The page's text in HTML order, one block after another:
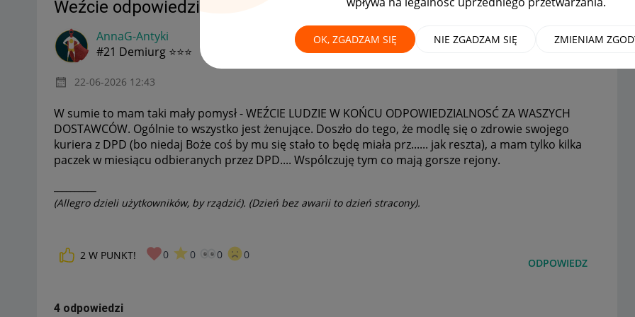
OK, ZGADZAM SIĘ NIE ZGADZAM SIĘ ZMIENIAM
Weźcie odpowiedzialność za Waszych dostawców
AnnaG-Antyki
#21 Demiurg ⭐⭐⭐
‎22-06-2026 12:43
W sumie to mam taki mały pomysł - WEŹCIE LUDZIE W KOŃCU ODPOWIEDZIALNOSĆ ZA WASZYCH
DOSTAWCÓW. Ogólnie to wszystko jest żenujące. Doszło do tego, że modlę się o zdrowie swojego
kuriera z DPD (bo niedaj Boże coś by mu się stało to będę miała prz...... jak reszta), a mam tylko kilka
paczek w miesiącu odbieranych przez DPD.... Wspólczuję tym co mają gorsze rejony.
(Allegro dzieli użytkowników, by rządzić). (Dzień bez awarii to dzień stracony).
2 W PUNKT! 0 0 0 0
ODPOWIEDZ
4 odpowiedzi